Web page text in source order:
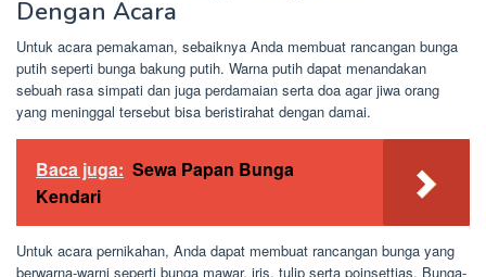
Dengan Acara
Untuk acara pemakaman, sebaiknya Anda membuat rancangan bunga
putih seperti bunga bakung putih. Warna putih dapat menandakan
sebuah rasa simpati dan juga perdamaian serta doa agar jiwa orang
yang meninggal tersebut bisa beristirahat dengan damai.
Baca juga: Sewa Papan Bunga
Kendari
Untuk acara pernikahan, Anda dapat membuat rancangan bunga yang
berwarna-warni seperti bunga mawar, iris, tulip serta poinsettias. Bunga-